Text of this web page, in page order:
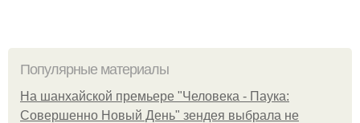
Популярные материалы
На шанхайской премьере "Человека - Паука:
Совершенно Новый День" зендея выбрала не